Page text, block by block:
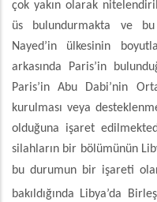
çok yakın olarak
üs bulundurmakta ve
Nayed’in ülkesinin
arkasında Paris’in
Paris’in Abu Dabi’nin
kurulması veya
olduğuna işaret
silahların bir bölümünün
bu durumun bir işareti
bakıldığında Libya’da